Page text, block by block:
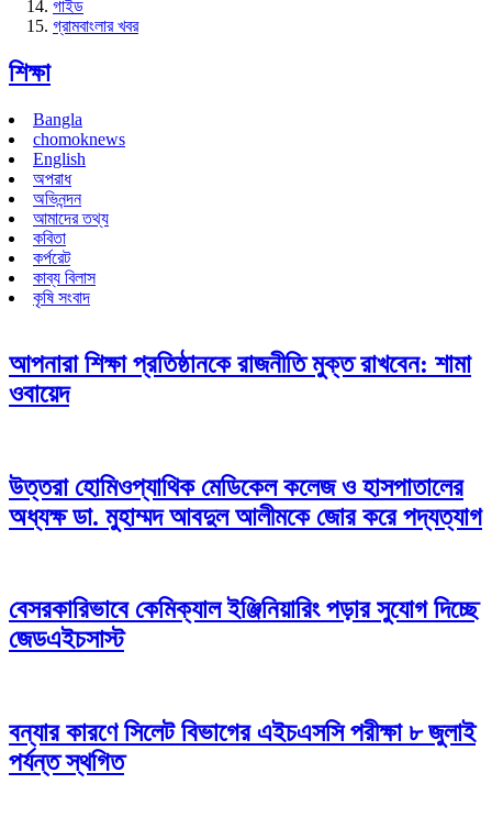
গাইড
গ্রামবাংলার খবর
শিক্ষা
Bangla
chomoknews
English
অপরাধ
অভিনন্দন
আমাদের তথ্য
কবিতা
কর্পরেট
কাব্য বিলাস
কৃষি সংবাদ
আপনারা শিক্ষা প্রতিষ্ঠানকে রাজনীতি মুক্ত রাখবেন: শামা
ওবায়েদ
উত্তরা হোমিওপ্যাথিক মেডিকেল কলেজ ও হাসপাতালের
অধ্যক্ষ ডা. মুহাম্মদ আবদুল আলীমকে জোর করে পদ্যত্যাগ
বেসরকারিভাবে কেমিক্যাল ইঞ্জিনিয়ারিং পড়ার সুযোগ দিচ্ছে
জেডএইচসাস্ট
বন্যার কারণে সিলেট বিভাগের এইচএসসি পরীক্ষা ৮ জুলাই
পর্যন্ত স্থগিত